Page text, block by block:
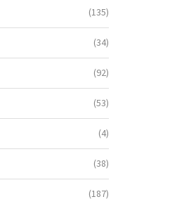
(135)
(34)
(92)
(53)
(4)
(38)
(187)